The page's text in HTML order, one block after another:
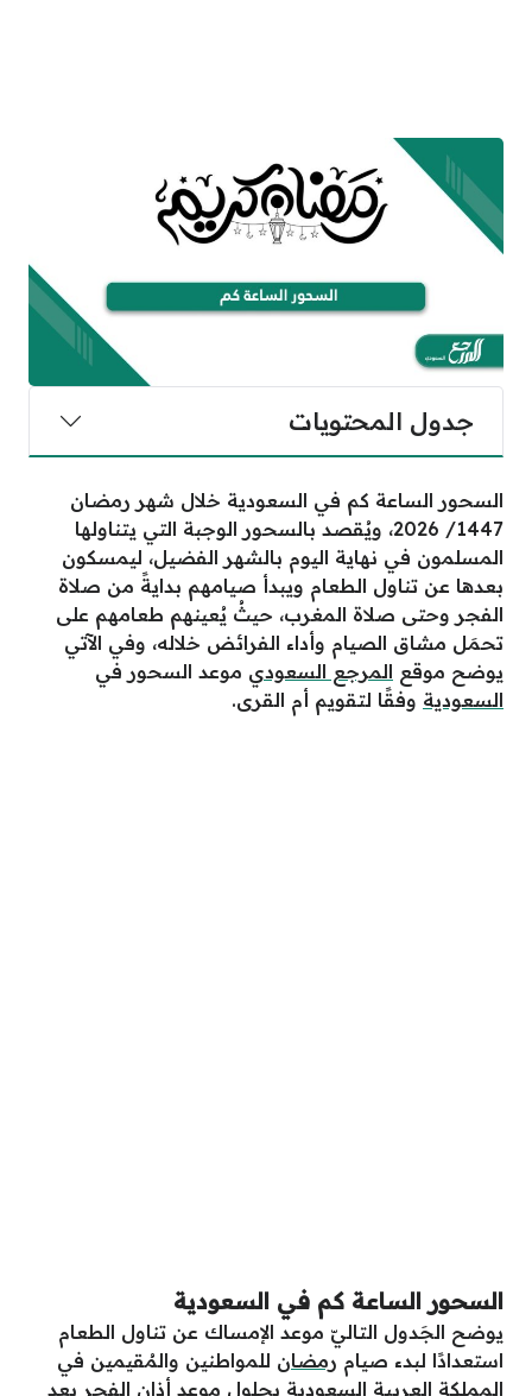
جدول المحتويات
السحور الساعة كم في السعودية خلال شهر رمضان
1447/ 2026، ويُقصد بالسحور الوجبة التي يتناولها
المسلمون في نهاية اليوم بالشهر الفضيل، ليمسكون
بعدها عن تناول الطعام ويبدأ صيامهم بدايةً من صلاة
الفجر وحتى صلاة المغرب، حيثُ يُعينهم طعامهم على
تحمَل مشاق الصيام وأداء الفرائض خلاله، وفي الآتي
يوضح موقع المرجع السعودي موعد السحور في
السعودية وفقًا لتقويم أم القرى.
السحور الساعة كم في السعودية
يوضح الجَدول التاليّ موعد الإمساك عن تناول الطعام
استعدادًا لبدء صيام رمضان للمواطنين والمُقيمين في
المملكة العربية السعودية بحلول موعد أذان الفجر بعد